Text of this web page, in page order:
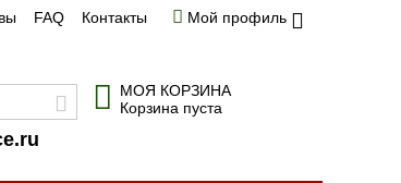
FAQ Контакты Мой профиль
МОЯ КОРЗИНА
Корзина пуста